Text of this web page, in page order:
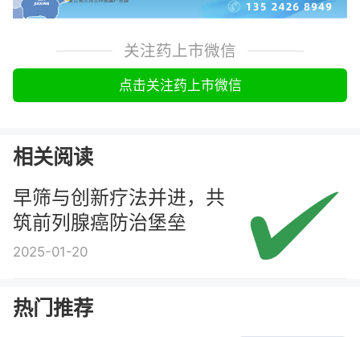
关注药上市微信
点击关注药上市微信
相关阅读
早筛与创新疗法并进，共
筑前列腺癌防治堡垒
2025-01-20
热门推荐